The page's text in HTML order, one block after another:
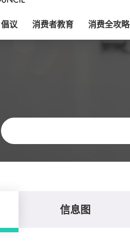
倡议 消费者教育 消费全攻略
关键字
信息图